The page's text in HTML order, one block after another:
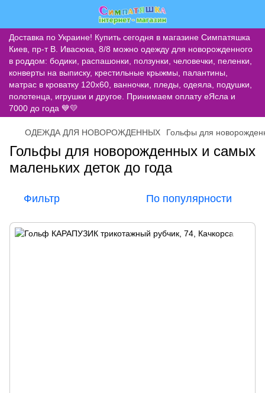
Доставка по Украине! Купить сегодня в магазине Симпатяшка
Киев, пр-т В. Ивасюка, 8/8 можно одежду для новорожденного
в роддом: бодики, распашонки, ползунки, человечки, пеленки,
конверты на выписку, крестильные крыжмы, палантины,
матрас в кроватку 120х60, ванночки, пледы, одеяла, подушки,
полотенца, игрушки и другое. Принимаем оплату еЯсла и
7000 до года 💙💛
ОДЕЖДА ДЛЯ НОВОРОЖДЕННЫХ Гольфы для
Гольфы для новорожденных и самых
маленьких деток до года
Фильтр По популярности